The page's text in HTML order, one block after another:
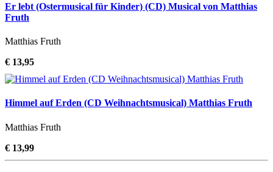
Er lebt (Ostermusical für Kinder) (CD) Musical von Matthias
Fruth
Matthias Fruth
€ 13,95
Himmel auf Erden (CD Weihnachtsmusical) Matthias Fruth
Matthias Fruth
€ 13,99